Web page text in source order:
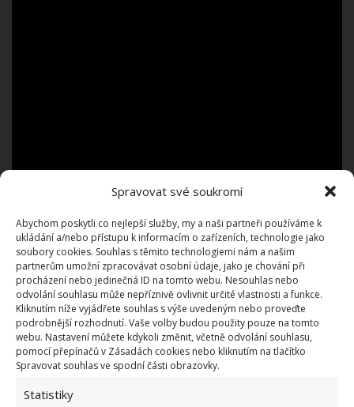
Spravovat své soukromí
Abychom poskytli co nejlepší služby, my a naši partneři používáme k
ukládání a/nebo přístupu k informacím o zařízeních, technologie jako
soubory cookies. Souhlas s těmito technologiemi nám a našim
partnerům umožní zpracovávat osobní údaje, jako je chování při
procházení nebo jedinečná ID na tomto webu. Nesouhlas nebo
odvolání souhlasu může nepříznivě ovlivnit určité vlastnosti a funkce.
Kliknutím níže vyjádřete souhlas s výše uvedeným nebo proveďte
podrobnější rozhodnutí. Vaše volby budou použity pouze na tomto
webu. Nastavení můžete kdykoli změnit, včetně odvolání souhlasu,
pomocí přepínačů v Zásadách cookies nebo kliknutím na tlačítko
Spravovat souhlas ve spodní části obrazovky.
Statistiky
Jan Duchoslav by zkrátka rád dal dům do pořádku.
Už jen proto, že v něm strávil své dětství. A svým
potomkůmby ho chtěl předat v lepším stavu
v jakém ho zdědil on. Tak mu držme palce! Na
BydlímeÚtulně jsme vás také pozvali na prohlídku